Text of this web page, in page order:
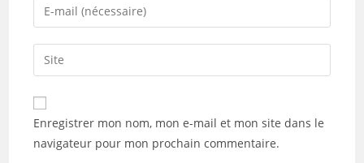
comment
Enter
your
email
address
comment
Saisir
l’URL
de
votre
(facultatif)
Enregistrer mon nom, mon e-mail et mon site dans le
navigateur pour mon prochain commentaire.